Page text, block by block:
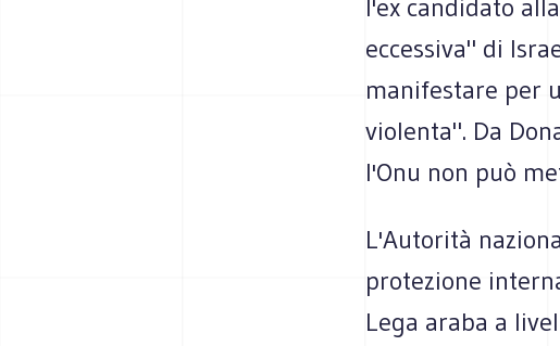
l'ex candidato
eccessiva" di
manifestare per
violenta". Da
l'Onu non può
L'Autorità
protezione
Lega araba a